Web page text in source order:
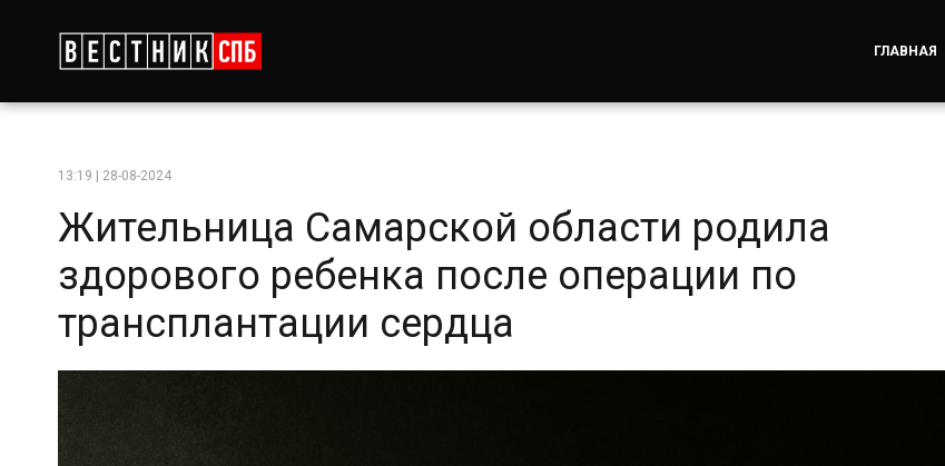
ГЛАВНАЯ
13:19 | 28-08-2024
Жительница Самарской области родила
здорового ребенка после операции по
трансплантации сердца